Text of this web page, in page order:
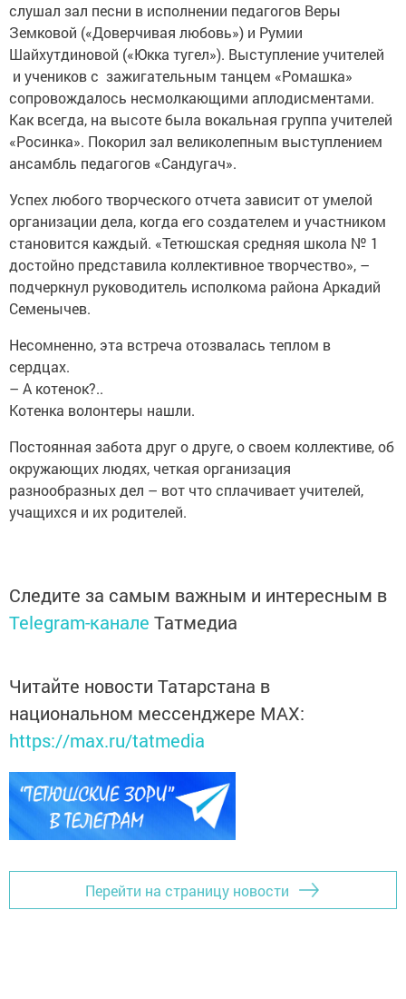
слушал зал песни в исполнении педагогов Веры
Земковой («Доверчивая любовь») и Румии
Шайхутдиновой («Юкка тугел»). Выступ­ление учителей
и учеников с зажигательным танцем «Ромашка»
сопровождалось несмолкающими аплодисментами.
Как всегда, на высоте была вокальная группа учителей
«Росинка». Покорил зал великолепным выступлением
ансамбль педагогов «Сандугач».
Успех любого творческого отчета зависит от умелой
организации дела, когда его создателем и участником
становится каждый. «Тетюшская средняя школа № 1
достойно представила коллективное творчество», –
подчерк­нул руководитель исполкома района Аркадий
Семенычев.
Несомненно, эта встреча отозвалась теплом в
сердцах.
– А котенок?..
Котенка волонтеры нашли.
Постоянная забота друг о друге, о своем коллективе, об
окружающих людях, четкая организация
разнообразных дел – вот что сплачивает учителей,
учащихся и их родителей.
Следите за самым важным и интересным в
Telegram-канале Татмедиа
Читайте новости Татарстана в
национальном мессенджере MАХ:
https://max.ru/tatmedia
Перейти на страницу новости